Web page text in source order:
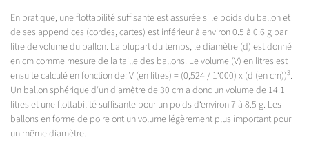
En pratique, une flottabilité suffisante est assurée si le poids du ballon et
de ses appendices (cordes, cartes) est inférieur à environ 0.5 à 0.6 g par
litre de volume du ballon. La plupart du temps, le diamètre (d) est donné
en cm comme mesure de la taille des ballons. Le volume (V) en litres est
ensuite calculé en fonction de: V (en litres) = (0,524 / 1‘000) x (d (en cm))3.
Un ballon sphérique d‘un diamètre de 30 cm a donc un volume de 14.1
litres et une flottabilité suffisante pour un poids d‘environ 7 à 8.5 g. Les
ballons en forme de poire ont un volume légèrement plus important pour
un même diamètre.